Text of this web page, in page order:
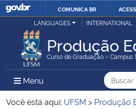
IR
O
COMUNICA BR
Ministério da Justiça e Segurança Pública
Ministério da Defesa
Ministério das Relações Exteriores
LANGUAGES INTERNATIONAL
Produção
Curso de Graduação – Campus
Menu Menu Principal do Sítio
Busca
Busca:
Você está aqui: UFSM > Produção